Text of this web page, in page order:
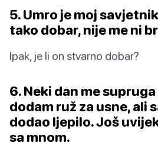
5. Umro je moj
tako dobar, nije me ni
Ipak, je li on stvarno dobar?
6. Neki dan me
dodam ruž za usne, ali
dodao ljepilo. Još
sa mnom.